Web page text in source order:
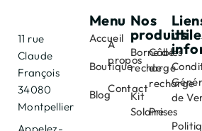
11 rue
Claude
François
34080
Montpellier
Appelez-
Menu
Accueil
Boutique
Blog
À
propos
Contact
Nos
produits
Borne de
recharge
Kit
Solaire
Câbles
de
recharge
Prises
de